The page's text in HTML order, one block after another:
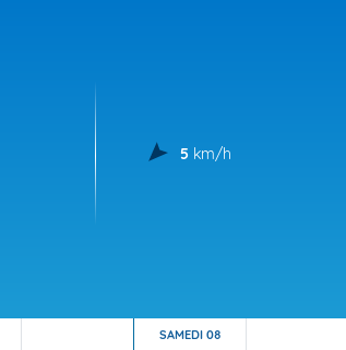
5 km/h
SAMEDI 08